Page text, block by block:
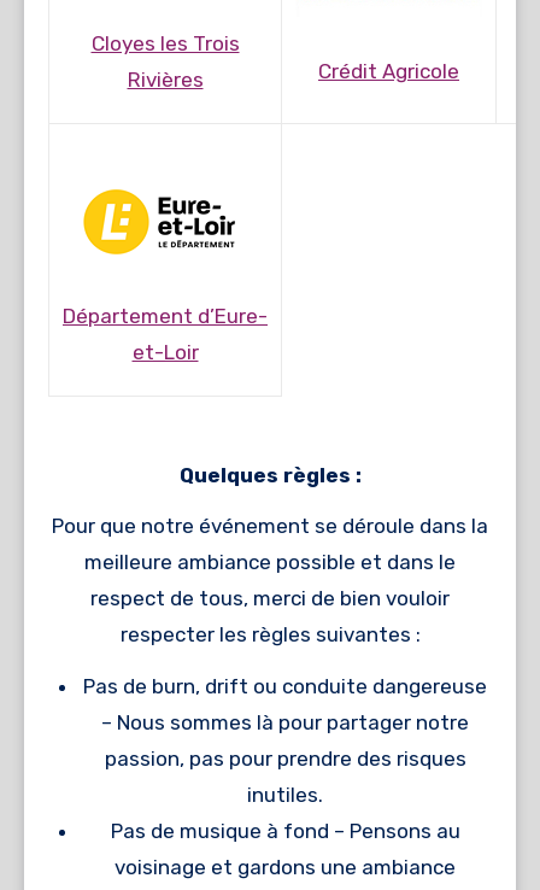
Cloyes les Trois
Rivières
Crédit Agricole
Département d’Eure-
et-Loir
Quelques règles :
Pour que notre événement se déroule dans la
meilleure ambiance possible et dans le
respect de tous, merci de bien vouloir
respecter les règles suivantes :
Pas de burn, drift ou conduite dangereuse
– Nous sommes là pour partager notre
passion, pas pour prendre des risques
inutiles.
Pas de musique à fond – Pensons au
voisinage et gardons une ambiance